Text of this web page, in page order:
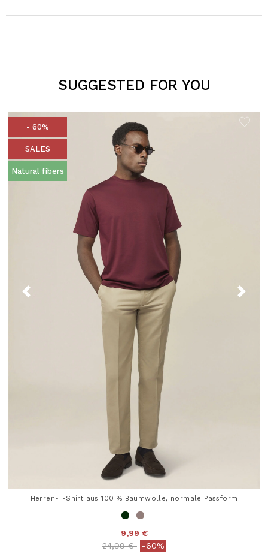
SUGGESTED FOR YOU
- 60%
SALES
Natural fibers
Herren-T-Shirt aus 100 % Baumwolle, normale Passform
9,99 €
Price reduced from
24,99 €to-60%